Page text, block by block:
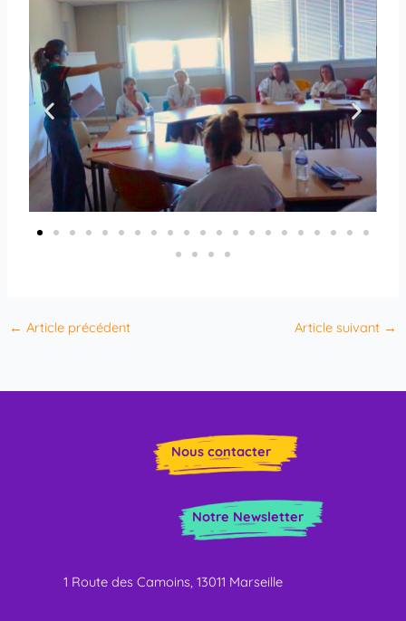
← Article précédent Article suivant →
Nous contacter
Notre Newsletter
1 Route des Camoins, 13011 Marseille